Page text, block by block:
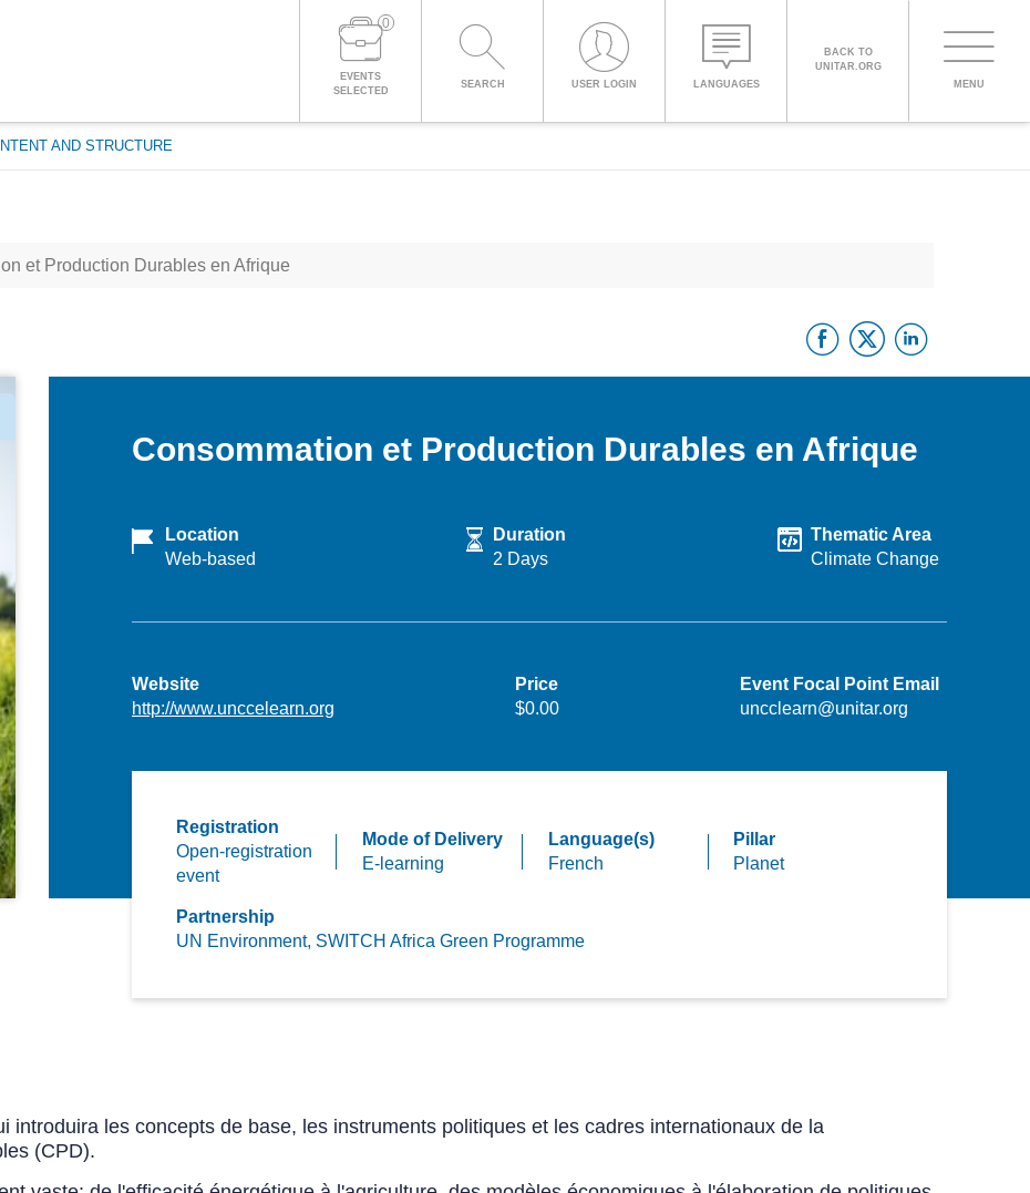
0
EVENTS
SELECTED
SEARCH USER LOGIN LANGUAGES
BACK TO
UNITAR.ORG
MENU
AND STRUCTURE
PROCEED WITH CHECKOUT
LOG IN TO YOUR ACCOUNT
CHINESE,
SIMPLIFIED
FRANÇAIS
et Production Durables en Afrique
Facebook
Twitter
Consommation et Production Durables en Afrique
Location
Web-based
Duration
2 Days
Thematic Area
Climate Change
Website
http://www.unccelearn.org
Price
$0.00
Event Focal Point Email
uncclearn@unitar.org
Registration
Open-registration
event
Mode of Delivery
E-learning
Language(s)
French
Pillar
Planet
Partnership
UN Environment, SWITCH Africa Green Programme
introduira les concepts de base, les instruments politiques et les cadres internationaux de la
(CPD).